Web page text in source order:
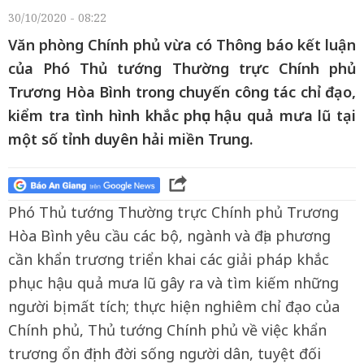
30/10/2020 - 08:22
Văn phòng Chính phủ vừa có Thông báo kết luận
của Phó Thủ tướng Thường trực Chính phủ
Trương Hòa Bình trong chuyến công tác chỉ đạo,
kiểm tra tình hình khắc phục hậu quả mưa lũ tại
một số tỉnh duyên hải miền Trung.
Phó Thủ tướng Thường trực Chính phủ Trương
Hòa Bình yêu cầu các bộ, ngành và địa phương
cần khẩn trương triển khai các giải pháp khắc
phục hậu quả mưa lũ gây ra và tìm kiếm những
người bị mất tích; thực hiện nghiêm chỉ đạo của
Chính phủ, Thủ tướng Chính phủ về việc khẩn
trương ổn định đời sống người dân, tuyệt đối